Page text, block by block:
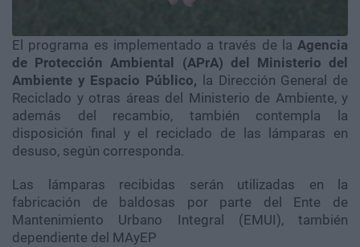
El programa es implementado a través de la Agencia
de Protección Ambiental (APrA) del Ministerio del
Ambiente y Espacio Público,
la Dirección General de
Reciclado y otras áreas del Ministerio de Ambiente, y
además del recambio, también contempla la
disposición final y el reciclado de las lámparas en
desuso, según corresponda.
Las lámparas recibidas serán utilizadas en la
fabricación de baldosas por parte del Ente de
Mantenimiento Urbano Integral (EMUI), también
dependiente del MAyEP